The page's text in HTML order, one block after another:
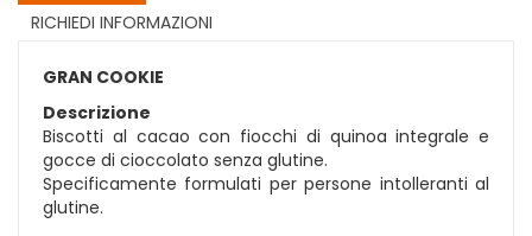
RICHIEDI INFORMAZIONI
GRAN COOKIE
Descrizione
Biscotti al cacao con fiocchi di quinoa integrale e
gocce di cioccolato senza glutine.
Specificamente formulati per persone intolleranti al
glutine.